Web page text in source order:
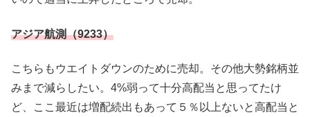
アジア航測（9233）
こちらもウエイトダウンのために売却。その他大勢銘柄並
みまで減らしたい。4%弱って十分高配当と思ってたけ
ど、ここ最近は増配続出もあって５％以上ないと高配当と